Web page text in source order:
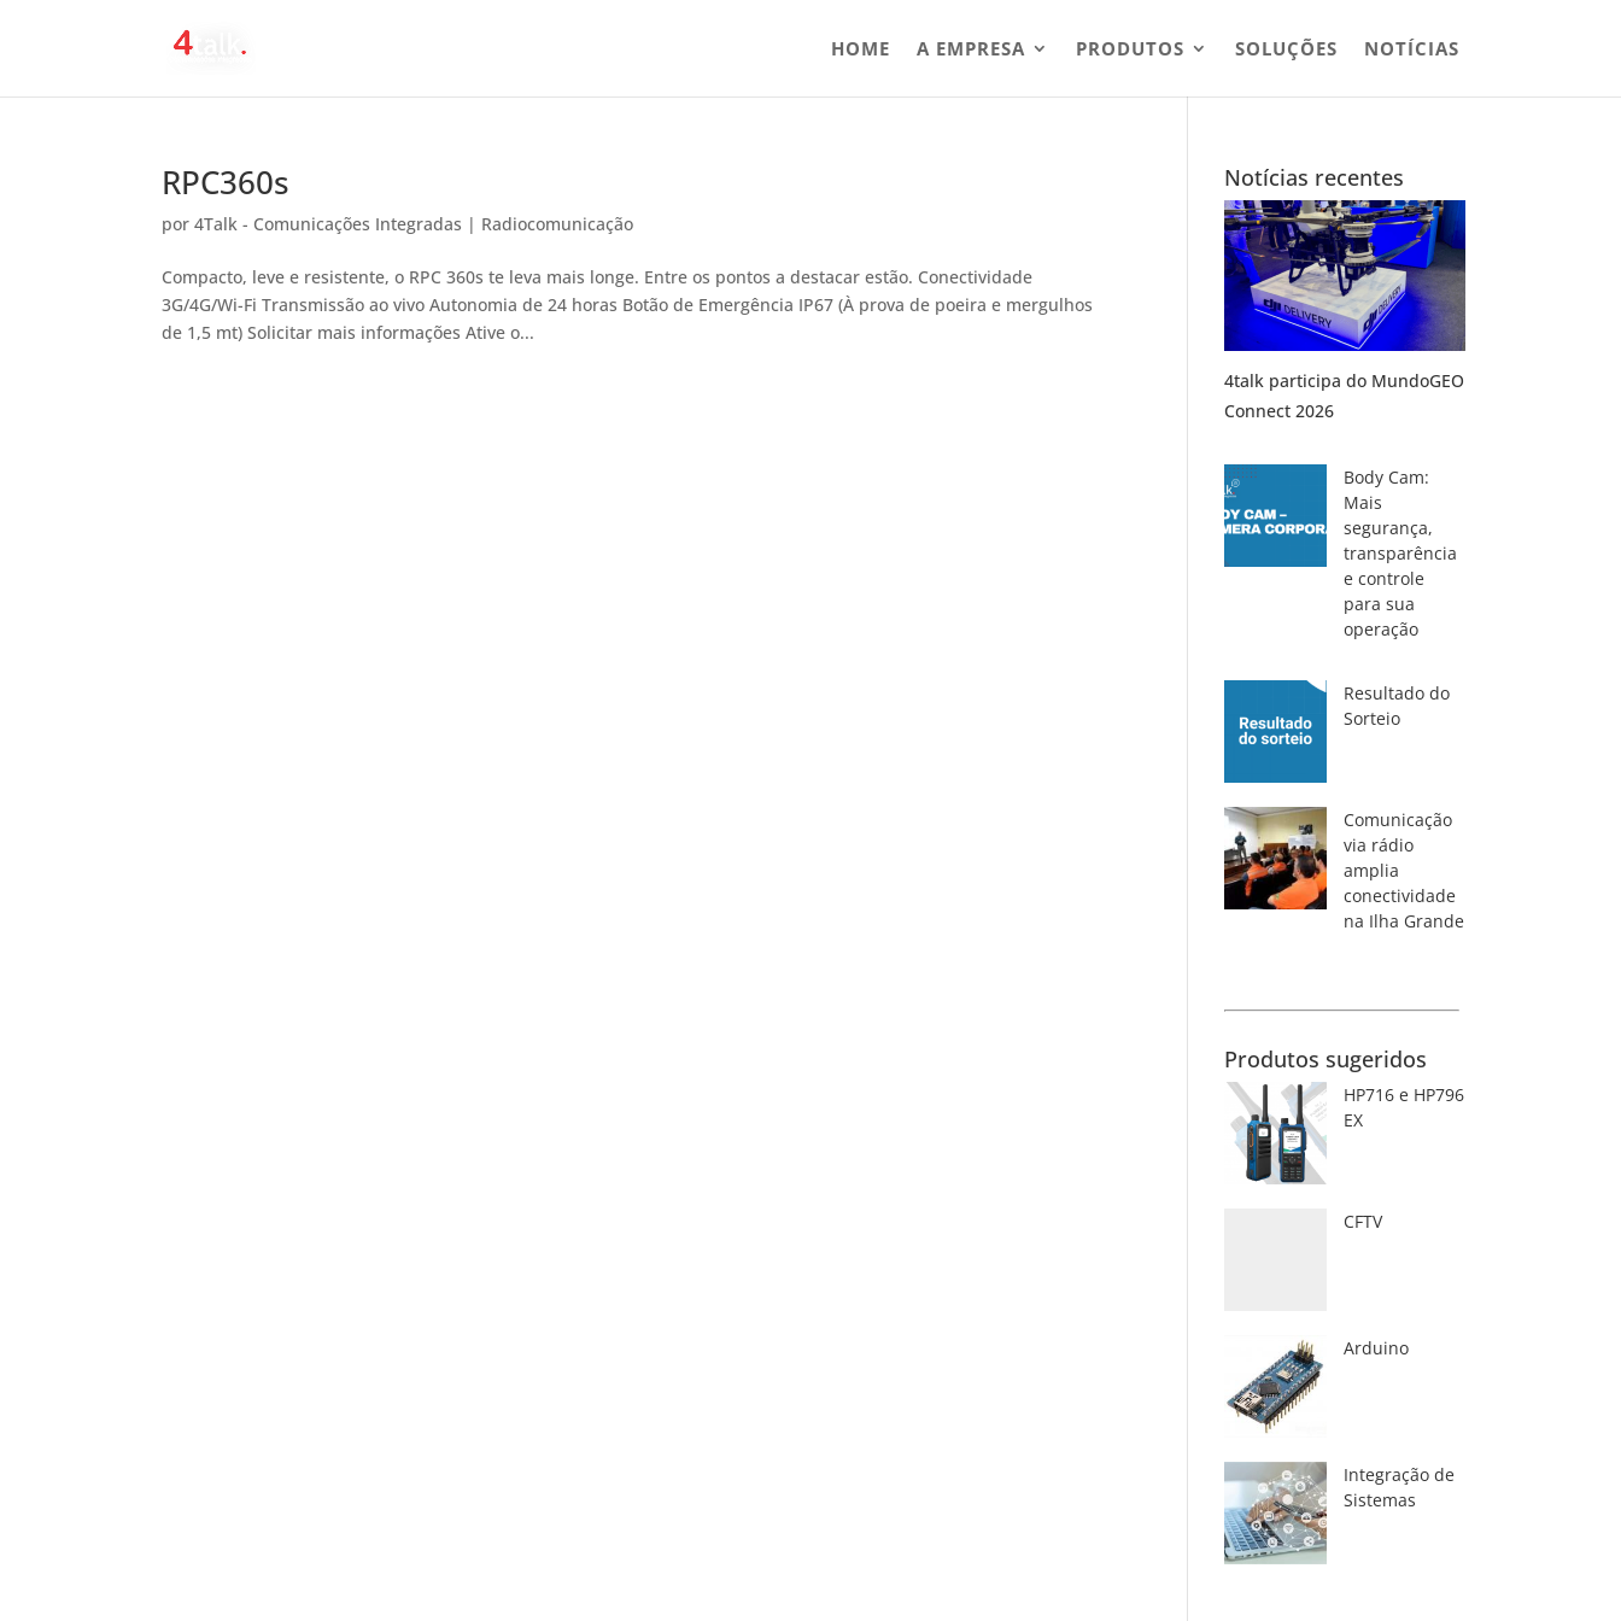
HOME A EMPRESA PRODUTOS SOLUÇÕES NOTÍCIAS
RPC360s
por4Talk - Comunicações Integradas | Radiocomunicação
Compacto, leve e resistente, o RPC 360s te leva mais longe. Entre os pontos a destacar estão. Conectividade
3G/4G/Wi-Fi Transmissão ao vivo Autonomia de 24 horas Botão de Emergência IP67 (À prova de poeira e mergulhos
de 1,5 mt) Solicitar mais informações Ative o...
Notícias recentes
4talk participa do MundoGEO
Connect 2026
Body Cam:
Mais
segurança,
transparência
e controle
para sua
operação
Resultado do
Sorteio
Comunicação
via rádio
amplia
conectividade
na Ilha Grande
Produtos sugeridos
HP716 e HP796
EX
CFTV
Arduino
Integração de
Sistemas